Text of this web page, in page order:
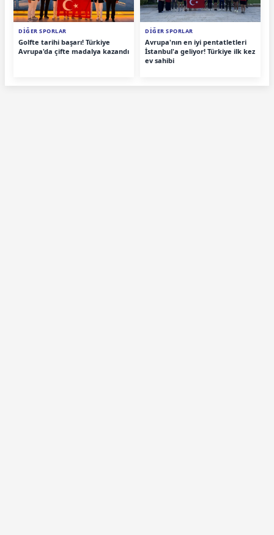
DİĞER SPORLAR
Golfte tarihi başarı! Türkiye
Avrupa'da çifte madalya kazandı
DİĞER SPORLAR
Avrupa'nın en iyi pentatletleri
İstanbul'a geliyor! Türkiye ilk kez
ev sahibi